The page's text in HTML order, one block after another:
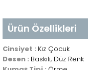
Ürün Özellikleri
Cinsiyet : Kız Çocuk
Desen : Baskılı, Düz Renk